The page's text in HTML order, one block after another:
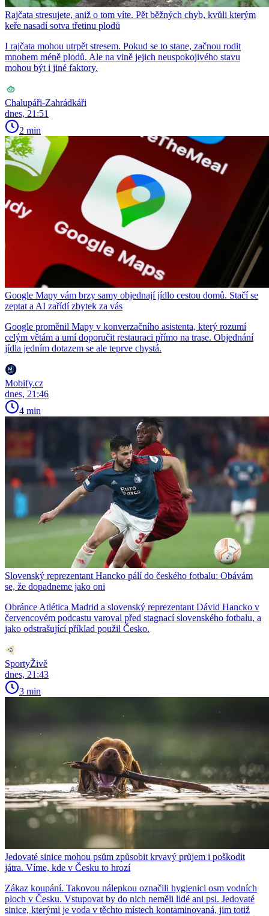
Rajčata stresujete, aniž o tom víte. Pět běžných chyb, kvůli kterým
keře nasadí sotva třetinu plodů
I rajčata mohou utrpět stresem. Pokud se to stane, začnou rodit
mnohem méně plodů. Ale na vině jejich neuspokojivého stavu
mohou být i jiné faktory.
Chalupáři-Zahrádkáři
dnes, 21:51
2 min
Google Mapy vám brzy samy objednají jídlo cestou domů. Stačí se
zeptat a AI zařídí zbytek za vás
Google proměnil Mapy v konverzačního asistenta, který rozumí
celým větám a umí doporučit restauraci přímo na trase. Objednání
jídla jedním dotazem se ale teprve chystá.
Mobify.cz
dnes, 21:46
4 min
Slovenský reprezentant Hancko pálí do českého fotbalu: Obávám
se, že dopadneme jako oni
Obránce Atlética Madrid a slovenský reprezentant Dávid Hancko v
červencovém podcastu varoval před stagnací slovenského fotbalu, a
jako odstrašující příklad použil Česko.
SportyŽivě
dnes, 21:43
3 min
Jedovaté sinice mohou psům způsobit krvavý průjem i poškodit
játra. Víme, kde v Česku to hrozí
Zákaz koupání. Takovou nálepkou označili hygienici osm vodních
ploch v Česku. Vstupovat by do nich neměli lidé ani psi. Jedovaté
sinice, kterými je voda v těchto místech kontaminovaná, jim totiž